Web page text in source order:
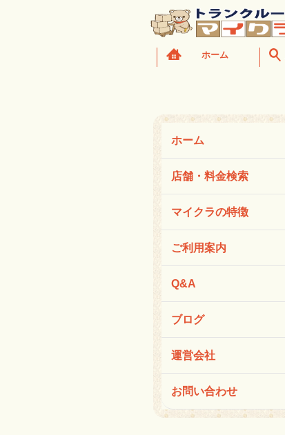
ホーム
ホーム
店舗・料金検索
マイクラの特徴
ご利用案内
Q&A
ブログ
運営会社
お問い合わせ